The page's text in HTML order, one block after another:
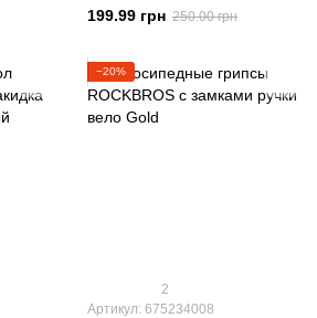
вело Blue
199.99 грн 250.00 грн
−20%
2
Артикул: 675234008